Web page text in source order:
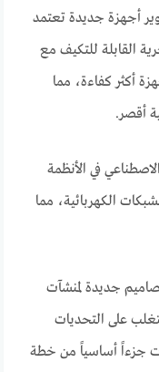
أجهزة جديدة تعتمد
القابلة للتكيف مع
أكثر كفاءة، مما
أقصر.
في الأنظمة
الكهربائية، مما
جديدة لمنشآت
على التحديات
جزءاً أساسياً من خطة